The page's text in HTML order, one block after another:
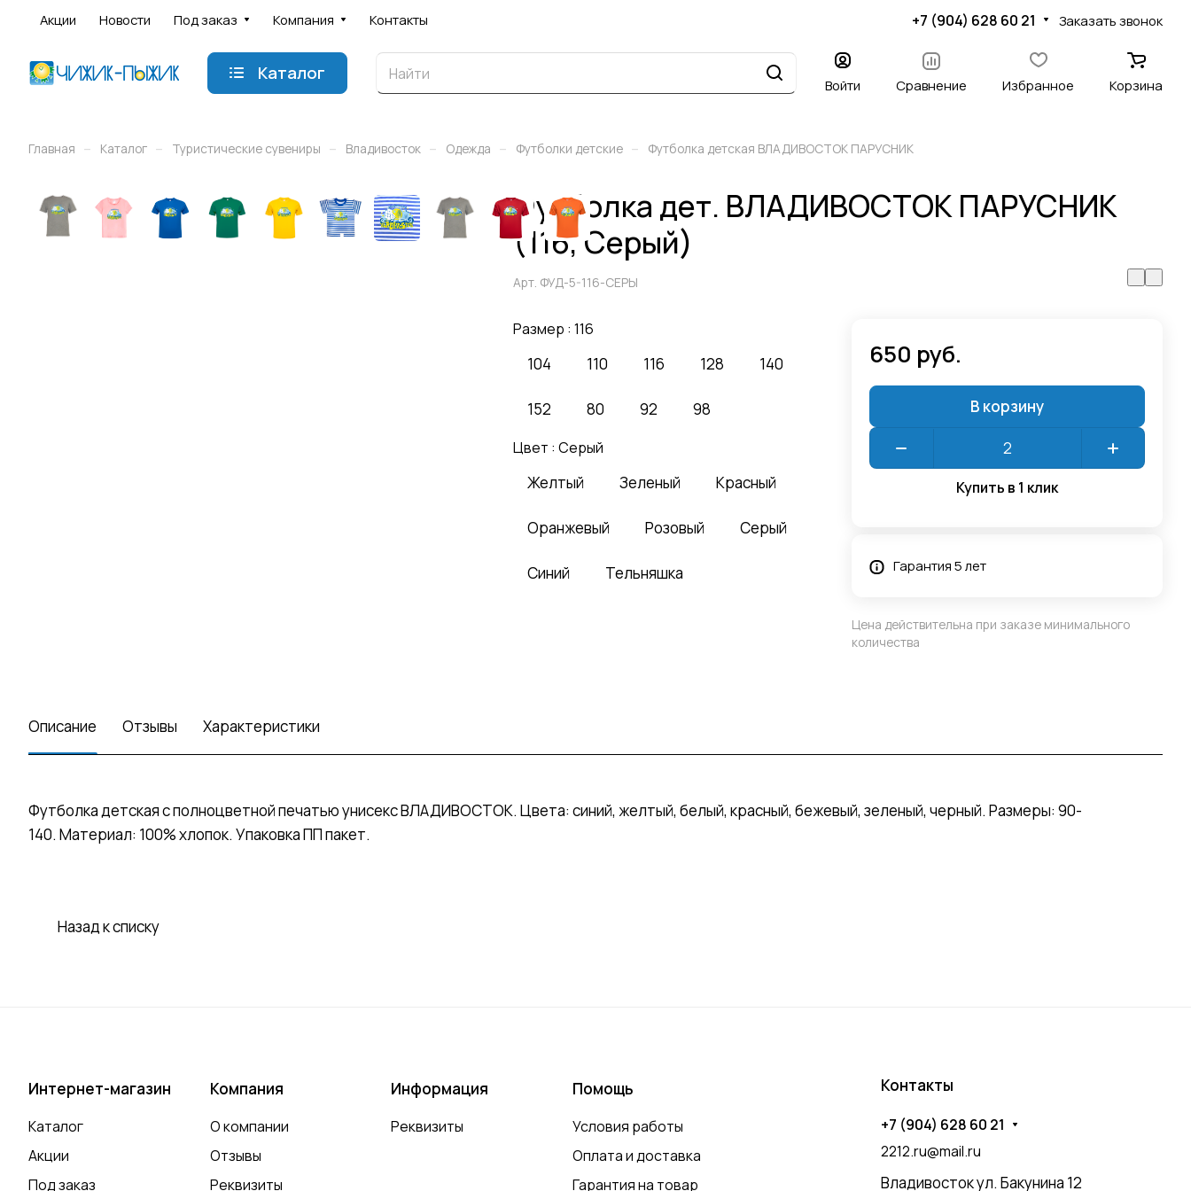
Акции Новости Под заказ Компания Контакты +7 (904) 628 60 21 Заказать звонок
Каталог
Войти Сравнение Избранное Корзина
Главная – Каталог – Туристические сувениры – Владивосток – Одежда – Футболки детские – Футболка детская ВЛАДИВОСТОК ПАРУСНИК
Футболка дет. ВЛАДИВОСТОК ПАРУСНИК
(116, Серый)
Арт. ФУД-5-116-СЕРЫ
Размер : 116
104 110 116 128 140
152 80 92 98
Цвет : Серый
Желтый Зеленый Красный
Оранжевый Розовый Серый
Синий Тельняшка
650 руб.
В корзину
Купить в 1 клик
Гарантия 5 лет
Цена действительна при заказе минимального
количества
Описание Отзывы Характеристики
Футболка детская с полноцветной печатью унисекс ВЛАДИВОСТОК. Цвета: синий, желтый, белый, красный, бежевый, зеленый, черный. Размеры: 90-
140. Материал: 100% хлопок. Упаковка ПП пакет.
Назад к списку
Интернет-магазин
Каталог
Акции
Под заказ
Компания
О компании
Отзывы
Реквизиты
Информация
Реквизиты
Помощь
Условия работы
Оплата и доставка
Гарантия на товар
Контакты
+7 (904) 628 60 21
2212.ru@mail.ru
Владивосток ул. Бакунина 12